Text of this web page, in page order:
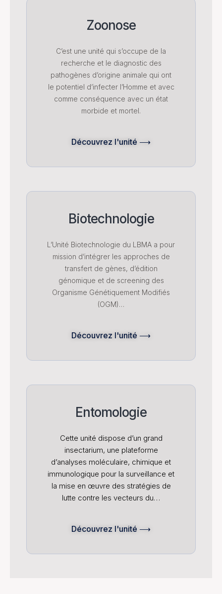
Zoonose
C’est une unité qui s’occupe de la
recherche et le diagnostic des
pathogènes d’origine animale qui ont
le potentiel d’infecter l’Homme et avec
comme conséquence avec un état
morbide et mortel.
Découvrez l'unité ⟶
Biotechnologie
L’Unité Biotechnologie du LBMA a pour
mission d’intégrer les approches de
transfert de gènes, d’édition
génomique et de screening des
Organisme Génétiquement Modifiés
(OGM)…
Découvrez l'unité ⟶
Entomologie
Cette unité dispose d’un grand
insectarium, une plateforme
d’analyses moléculaire, chimique et
immunologique pour la surveillance et
la mise en œuvre des stratégies de
lutte contre les vecteurs du…
Découvrez l'unité ⟶